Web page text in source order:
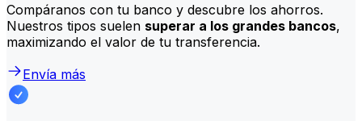
Compáranos con tu banco y descubre los ahorros.
Nuestros tipos suelen superar a los grandes bancos,
maximizando el valor de tu transferencia.
Envía más